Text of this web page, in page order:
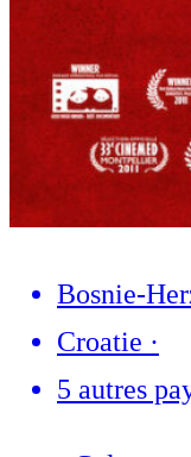
Bosnie-
Croatie ·
5 autres